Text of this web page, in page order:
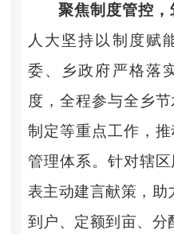
聚焦制度管控，
人大坚持以制度赋
委、
乡政府严格落
度，全程参与全乡
制定等重点工作，
管理体系。针对辖
表主动建言献策，助
到户、定额到亩、分